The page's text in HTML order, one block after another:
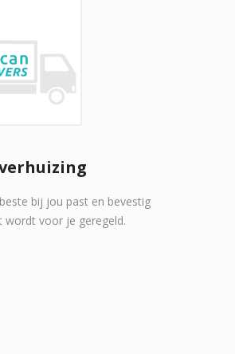
bij jou past en bevestig
wordt voor je geregeld.